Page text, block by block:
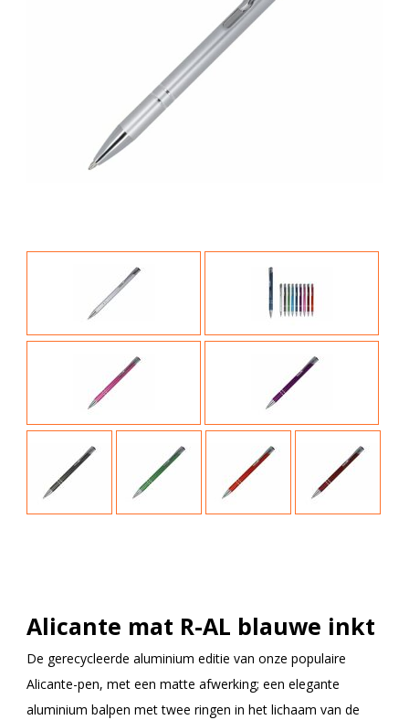
Alicante mat R-AL blauwe inkt
De gerecycleerde aluminium editie van onze populaire
Alicante-pen, met een matte afwerking; een elegante
aluminium balpen met twee ringen in het lichaam van de